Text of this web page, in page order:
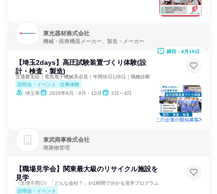
東光器材株式会社
機械・医療機器メーカー、製造・メーカー
【埼玉2days】高圧試験装置づくり体験(設
計・検査・製造)
交通費支給｜電気電子機械系必見｜年間休日128日｜職種診断
説明会・イベント
仕事体験
埼玉県
2026年8月・9月・10月 2日～4日
締切：8月19日
この企業の類似募集
東武商事株式会社
廃棄物管理
【職場見学会】関東最大級のリサイクル施設を
見学
《文理不問◎》「どんな会社？」が1時間で分かる見学プログラム
説明会・イベント